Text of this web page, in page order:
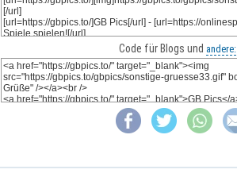
Code für Blogs und andere: